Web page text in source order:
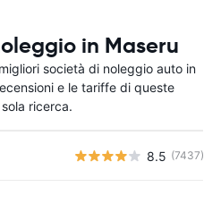
in Maseru
società di noleggio auto in
e le tariffe di queste
ricerca.
8.5 (7437)